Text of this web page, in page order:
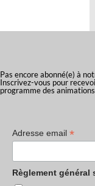
Pas encore abonné(e) à
Inscrivez-vous pour
programme des
Adresse email *
Règlement